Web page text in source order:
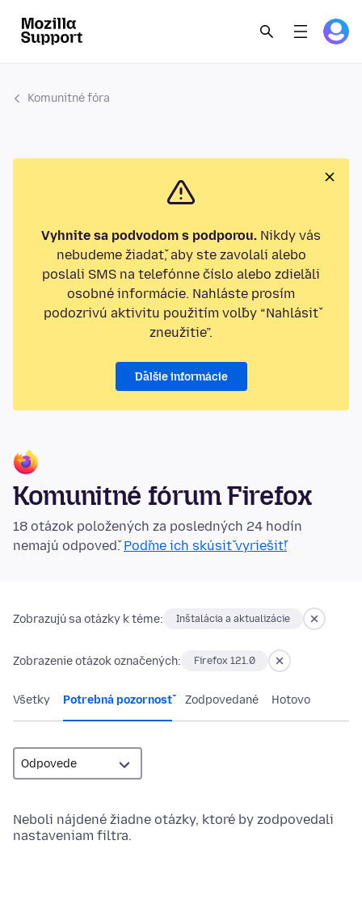
Komunitné fóra
Vyhnite sa podvodom s podporou. Nikdy vás
nebudeme žiadať, aby ste zavolali alebo
poslali SMS na telefónne číslo alebo zdieľali
osobné informácie. Nahláste prosím
podozrivú aktivitu použitím voľby “Nahlásiť
zneužitie”.
Ďalšie informácie
Komunitné fórum Firefox
18 otázok položených za posledných 24 hodín
nemajú odpoveď.Poďme ich skúsiť vyriešiť!
Zobrazujú sa otázky k téme: Inštalácia a aktualizácie
Zobrazenie otázok označených: Firefox 121.0
Všetky Potrebná pozornosť Zodpovedané Hotovo
Neboli nájdené žiadne otázky, ktoré by zodpovedali
nastaveniam filtra.